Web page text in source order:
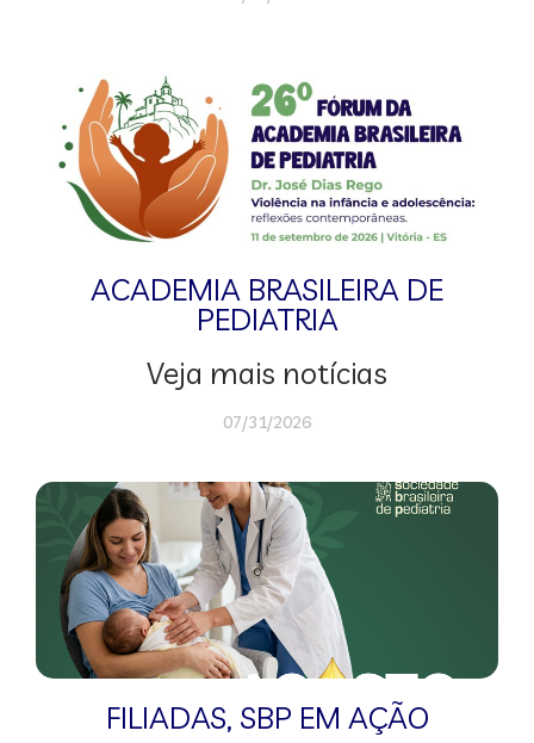
ACADEMIA BRASILEIRA DE
PEDIATRIA
Veja mais notícias
07/31/2026
FILIADAS, SBP EM AÇÃO